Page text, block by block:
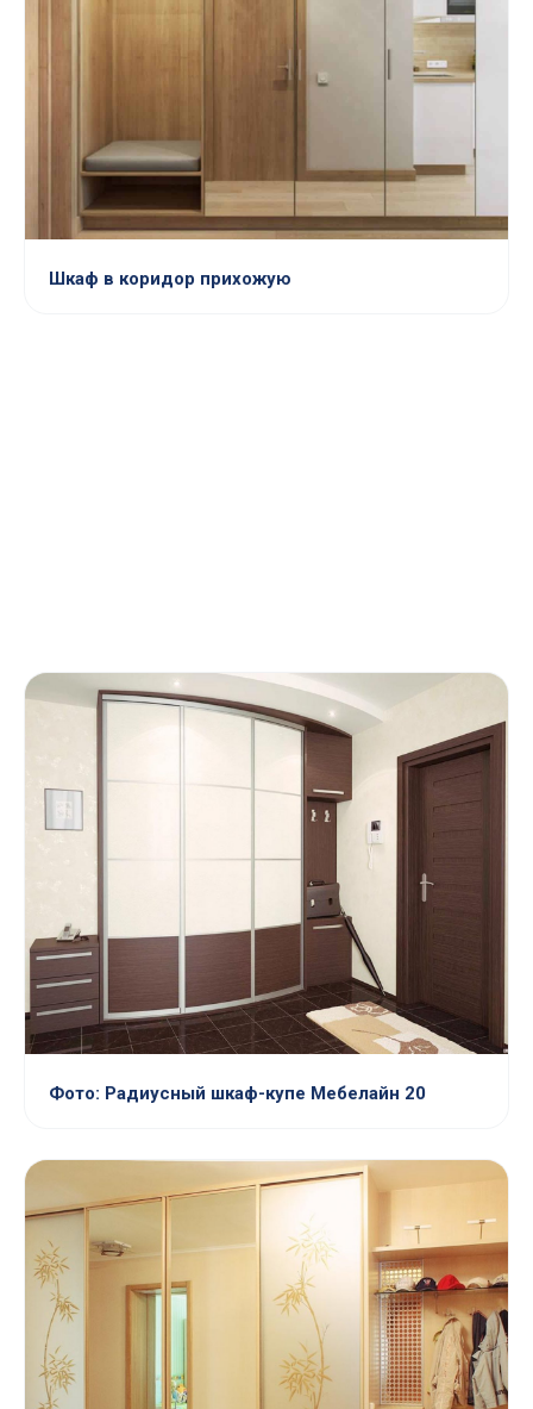
Шкаф в коридор прихожую
Фото: Радиусный шкаф-купе Мебелайн 20